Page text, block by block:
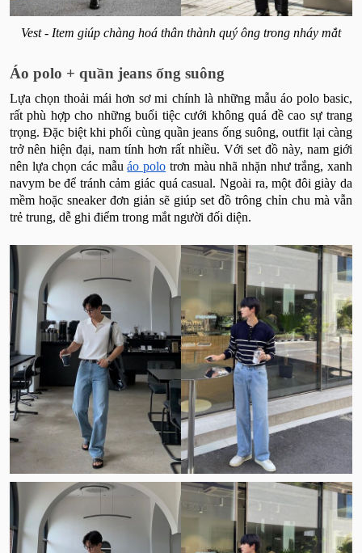
Vest - Item giúp chàng hoá thân thành quý ông trong nháy mắt
Áo polo + quần jeans ống suông
Lựa chọn thoải mái hơn sơ mi chính là những mẫu áo polo basic,
rất phù hợp cho những buổi tiệc cưới không quá đề cao sự trang
trọng. Đặc biệt khi phối cùng quần jeans ống suông, outfit lại càng
trở nên hiện đại, nam tính hơn rất nhiều. Với set đồ này, nam giới
nên lựa chọn các mẫuáo polo trơn màu nhã nhặn như trắng, xanh
navym be để tránh cảm giác quá casual. Ngoài ra, một đôi giày da
mềm hoặc sneaker đơn giản sẽ giúp set đồ trông chỉn chu mà vẫn
trẻ trung, dễ ghi điểm trong mắt người đối diện.